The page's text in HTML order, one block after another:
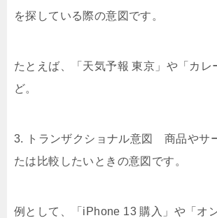
を探している際の意図です。
たとえば、「天気予報 東京」や「カレ
ど。
3. トランザクショナル意図 商品やサ
たは比較したいときの意図です。
例として、「iPhone 13 購入」や「オ